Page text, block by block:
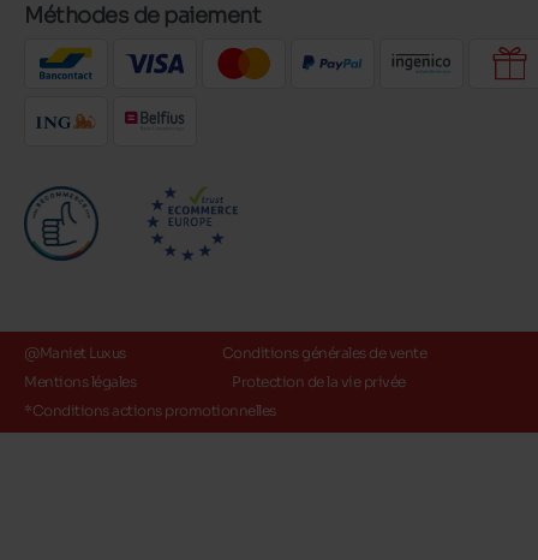
Méthodes de paiement
@Maniet Luxus
Conditions générales de vente
Mentions légales
Protection de la vie privée
*Conditions actions promotionnelles